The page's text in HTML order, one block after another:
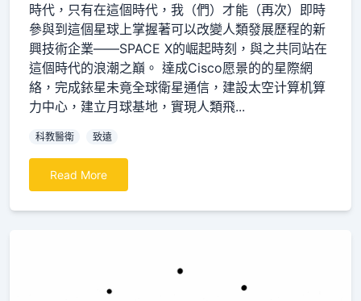
時代，只有在這個時代，我（們）才能（再次）即時
參與到這個星球上掌握著可以改變人類發展歷程的新
興技術企業——SPACE X的崛起時刻，與之共同站在
這個時代的浪潮之巔。 達成Cisco愿景的的星際網
絡，完成銥星未竟全球衛星通信，建設太空计算机算
力中心，建立月球基地，實現人類飛...
科教醫衛 致遠
Read More